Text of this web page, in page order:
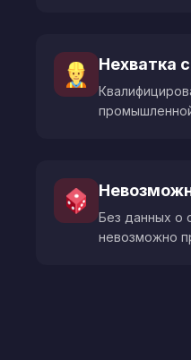
Нехватка
Без данных о
невозможно